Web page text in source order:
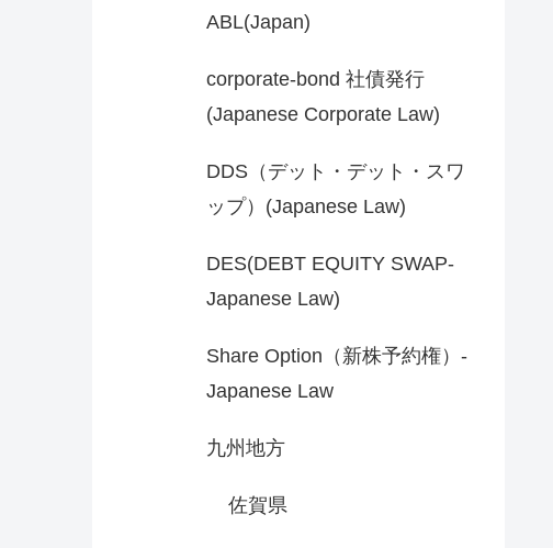
ABL(Japan)
corporate-bond 社債発行
(Japanese Corporate Law)
DDS（デット・デット・スワ
ップ）(Japanese Law)
DES(DEBT EQUITY SWAP-
Japanese Law)
Share Option（新株予約権）-
Japanese Law
九州地方
佐賀県